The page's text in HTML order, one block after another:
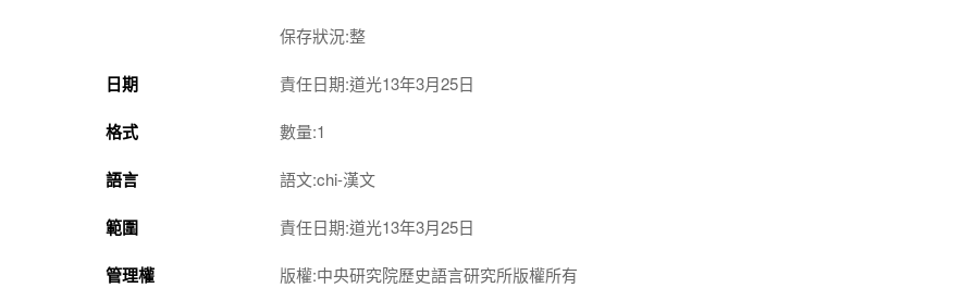
保存狀況:整
日期 責任日期:道光13年3月25日
格式 數量:1
語言 語文:chi-漢文
範圍 責任日期:道光13年3月25日
管理權 版權:中央研究院歷史語言研究所版權所有